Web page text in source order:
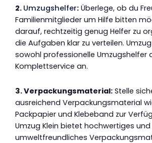
2. Umzugshelfer: Überlege, ob du
Familienmitglieder um Hilfe bitten
darauf, rechtzeitig genug Helfer zu
die Aufgaben klar zu verteilen.
sowohl professionelle Umzugshelfer
Komplettservice an.
3. Verpackungsmaterial: Stelle
ausreichend Verpackungsmaterial
Packpapier und Klebeband zur
Umzug Klein bietet hochwertiges und
umweltfreundliches